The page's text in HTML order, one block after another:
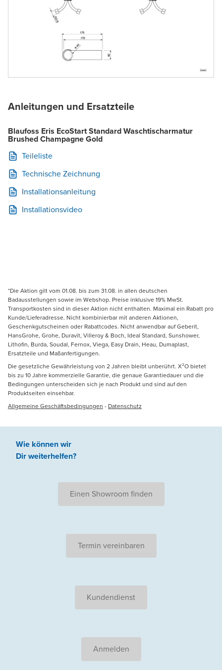
Anleitungen und Ersatzteile
Blaufoss Eris EcoStart Standard Waschtischarmatur
Brushed Champagne Gold
Teileliste
Technische Zeichnung
Installationsanleitung
Installationsvideo
*Die Aktion gilt vom 01.08. bis zum 31.08. in allen deutschen
Badausstellungen sowie im Webshop. Preise inklusive 19% MwSt.
Transportkosten sind in dieser Aktion nicht enthalten. Maximal ein Rabatt pro
Kunde/Lieferadresse. Nicht kombinierbar mit anderen Aktionen,
Geschenkgutscheinen oder Rabattcodes. Nicht anwendbar auf Geberit,
HansGrohe, Grohe, Duravit, Villeroy & Boch, Ideal Standard, Sunshower,
Lithofin, Burda, Soudal, Fernox, Viega, Easy Drain, Heau, Dumaplast,
Ersatzteile und Maßanfertigungen.
Die gesetzliche Gewährleistung von 2 Jahren bleibt unberührt. X²O bietet
bis zu 10 Jahre kommerzielle Garantie, die genaue Garantiedauer und die
Bedingungen unterscheiden sich je nach Produkt und sind auf den
Produktseiten einsehbar.
Allgemeine Geschäftsbedingungen - Datenschutz
Wie können wir
Dir weiterhelfen?
Einen Showroom finden
Termin vereinbaren
Kundendienst
Anmelden